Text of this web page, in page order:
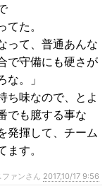
てた。
って、普通あんな
で守備にも硬さが
。」
ち味なので、とよ
でも臆する事な
発揮して、チーム
す。
ァンさん 2017,10/17 9:56